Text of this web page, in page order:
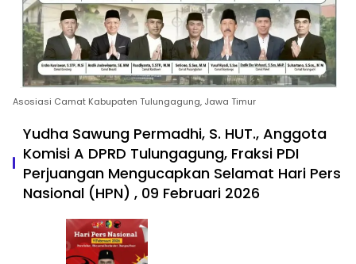
Asosiasi Camat Kabupaten Tulungagung, Jawa Timur
Yudha Sawung Permadhi, S. HUT., Anggota
Komisi A DPRD Tulungagung, Fraksi PDI
Perjuangan Mengucapkan Selamat Hari Pers
Nasional (HPN) , 09 Februari 2026